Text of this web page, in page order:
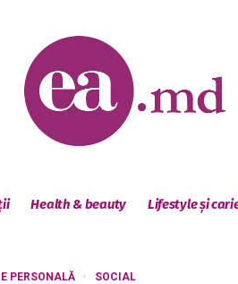
Health & beauty Lifestyle și
PERSONALĂ SOCIAL